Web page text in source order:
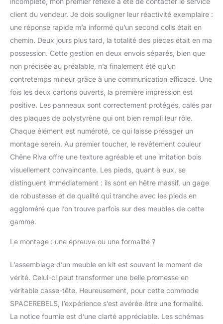
bien plus encore.
L’intérieur est divisé en
étagères afin de vous
aider à garder tout bien
organisé. Les
compartiments fermés
offrent suffisamment
d’espace pour une
grande variété d’objets
du quotidien — vous
pouvez par exemple y
ranger des câbles, des
consoles de jeux ou des
chargeurs, toujours à
portée de main.
Polyvalente et
façades sans poignées,
dotées du système
d’ouverture click & open,
votre intérieur un
pieds hauts apportent
l’élégance à la commode,
mais facilitent également
le nettoyage au
quotidien.
Montage
client du vendeur. Je dois souligner leur réactivité exemplaire :
une réponse rapide m’a informé qu’un second colis était en
chemin. Deux jours plus tard, la totalité des pièces était en ma
possession. Cette gestion en deux envois séparés, bien que
non précisée au préalable, n’a finalement été qu’un
contretemps mineur grâce à une communication efficace. Une
fois les deux cartons ouverts, la première impression est
positive. Les panneaux sont correctement protégés, calés par
des plaques de polystyrène qui ont bien rempli leur rôle.
Chaque élément est numéroté, ce qui laisse présager un
montage serein. Au premier toucher, le revêtement couleur
Chêne Riva offre une texture agréable et une imitation bois
visuellement convaincante. Les pieds, quant à eux, se
distinguent immédiatement : ils sont en hêtre massif, un gage
de robustesse et de qualité qui tranche avec les pieds en
aggloméré que l’on trouve parfois sur des meubles de cette
gamme.
Le montage : une épreuve ou une formalité ?
L’assemblage d’un meuble en kit est souvent le moment de
vérité. Celui-ci peut transformer une belle promesse en
véritable casse-tête. Heureusement, pour cette commode
SPACEREBELS, l’expérience s’est avérée être une formalité.
La notice fournie est d’une clarté appréciable. Les schémas